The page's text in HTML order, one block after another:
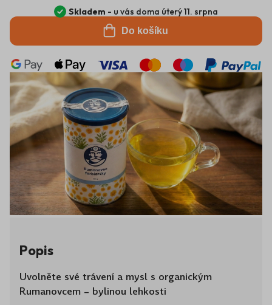
Do košíku
Skladem - u vás doma úterý 11. srpna
Popis
Uvolněte své trávení a mysl s organickým
Rumanovcem – bylinou lehkosti